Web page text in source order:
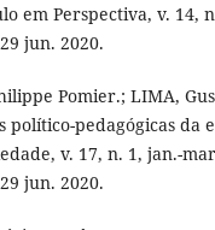
em Perspectiva, v. 14,
jun. 2020.
Pomier.; LIMA,
político-pedagógicas da
v. 17, n. 1, jan.-
jun. 2020.